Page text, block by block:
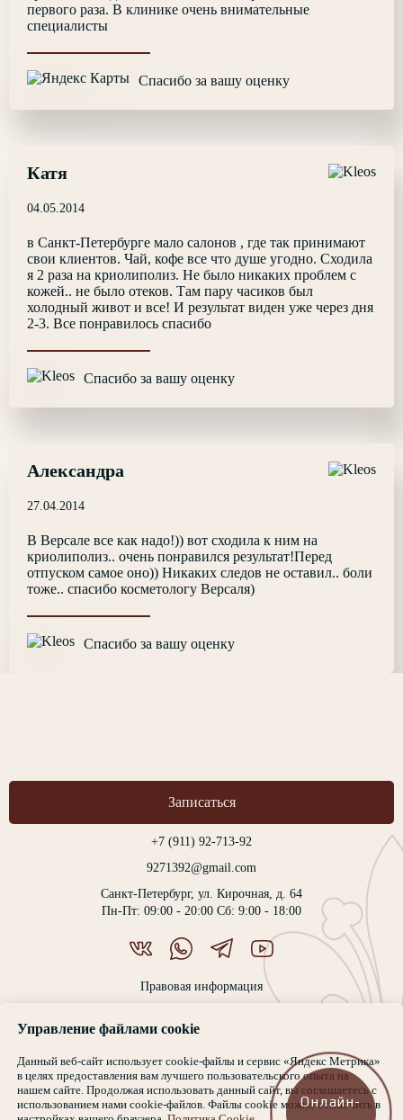
первого раза. В клинике очень внимательные
специалисты
Спасибо за вашу оценку
Катя
04.05.2014
в Санкт-Петербурге мало салонов , где так принимают
свои клиентов. Чай, кофе все что душе угодно. Сходила
я 2 раза на криолиполиз. Не было никаких проблем с
кожей.. не было отеков. Там пару часиков был
холодный живот и все! И результат виден уже через дня
2-3. Все понравилось спасибо
Спасибо за вашу оценку
Александра
27.04.2014
В Версале все как надо!)) вот сходила к ним на
криолиполиз.. очень понравился результат!Перед
отпуском самое оно)) Никаких следов не оставил.. боли
тоже.. спасибо косметологу Версаля)
Спасибо за вашу оценку
Правовая информация
Медицинская лицензия ЛО-78-01-008972
Представленная на сайте информация не является публичной офертой,
определяемой положениями Статьи 437 Гражданского кодекса РФ.
ИМЕЮТСЯ ПРОТИВОПОКАЗАНИЯ. НЕОБХОДИМА
ОЧНАЯ КОНСУЛЬТАЦИЯ СПЕЦИАЛИСТА. 16+
Записаться
+7 (911) 92-713-92
9271392@gmail.com
Санкт-Петербург, ул. Кирочная, д. 64
Пн-Пт: 09:00 - 20:00 Сб: 9:00 - 18:00
Управление файлами cookie
Данный веб-сайт использует cookie-файлы и сервис «Яндекс Метрика»
в целях предоставления вам лучшего пользовательского опыта на
нашем сайте. Продолжая использовать данный сайт, вы соглашаетесь с
использованием нами cookie-файлов. Файлы cookie можно отключить в
Онлайн-